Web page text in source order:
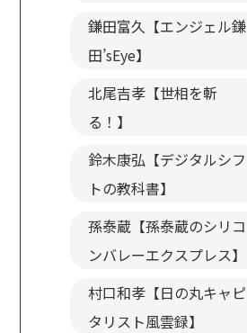
鎌田富久【エンジェル鎌
田’sEye】
北尾吉孝【世相を斬
る！】
鈴木康弘【デジタルシフ
トの教科書】
孫泰蔵【孫泰蔵のシリコ
ンバレーエクスプレス】
村口和孝【日の丸キャピ
タリスト風雲録】